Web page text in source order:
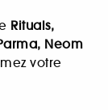
Rituals,
Neom
votre